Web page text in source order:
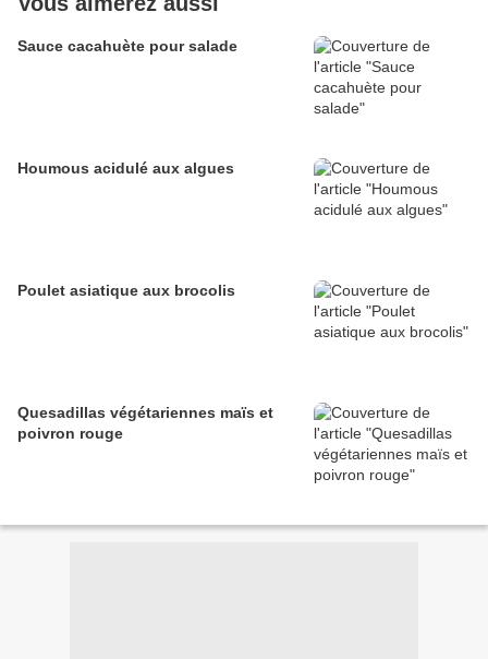
Sauce cacahuète pour salade
Houmous acidulé aux algues
Poulet asiatique aux brocolis
Quesadillas végétariennes maïs et
poivron rouge